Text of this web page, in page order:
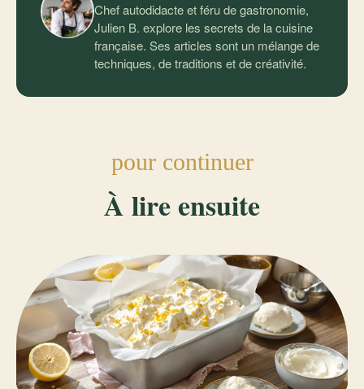
Chef autodidacte et féru de gastronomie,
Julien B. explore les secrets de la cuisine
française. Ses articles sont un mélange de
techniques, de traditions et de créativité.
pour continuer
À lire ensuite